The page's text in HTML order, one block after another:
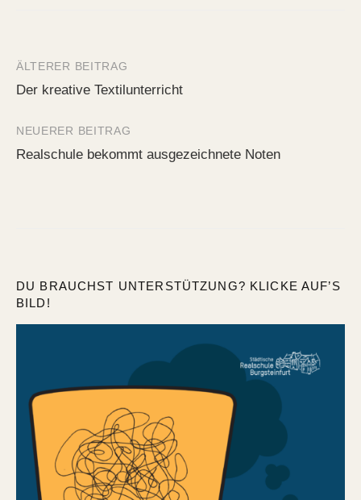
Beitrags-
Navigation
ÄLTERER BEITRAG
Der kreative Textilunterricht
NEUERER BEITRAG
Realschule bekommt ausgezeichnete Noten
DU BRAUCHST UNTERSTÜTZUNG? KLICKE AUF’S
BILD!